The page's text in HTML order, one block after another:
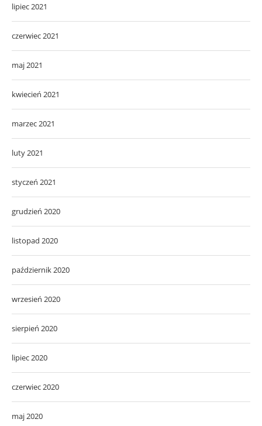
lipiec 2021
czerwiec 2021
maj 2021
kwiecień 2021
marzec 2021
luty 2021
styczeń 2021
grudzień 2020
listopad 2020
październik 2020
wrzesień 2020
sierpień 2020
lipiec 2020
czerwiec 2020
maj 2020